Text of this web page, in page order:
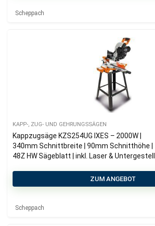
Scheppach
KAPP-, ZUG- UND GEHRUNGSSÄGEN
Kappzugsäge KZS254UG IXES – 2000W |
340mm Schnittbreite | 90mm Schnitthöhe |
48Z HW Sägeblatt | inkl. Laser & Untergestell
ZUM ANGEBOT
Scheppach